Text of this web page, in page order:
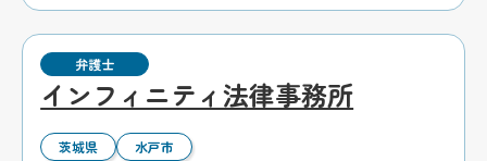
弁護士
インフィニティ法律事務所
茨城県 水戸市